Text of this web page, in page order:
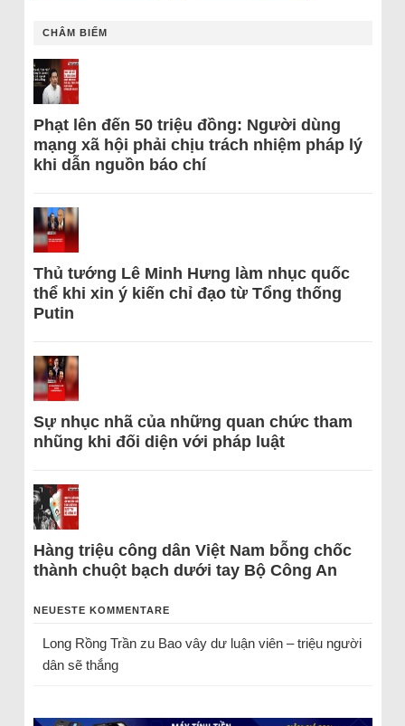
CHÂM BIẾM
Phạt lên đến 50 triệu đồng: Người dùng
mạng xã hội phải chịu trách nhiệm pháp lý
khi dẫn nguồn báo chí
Thủ tướng Lê Minh Hưng làm nhục quốc
thể khi xin ý kiến chỉ đạo từ Tổng thống
Putin
Sự nhục nhã của những quan chức tham
nhũng khi đối diện với pháp luật
Hàng triệu công dân Việt Nam bỗng chốc
thành chuột bạch dưới tay Bộ Công An
NEUESTE KOMMENTARE
Long Rồng Trầnzu Bao vây dư luận viên – triệu người
dân sẽ thắng